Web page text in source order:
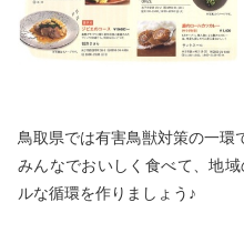
鳥取県では有害鳥獣対策の一環
みんなでおいしく食べて、地
ルな循環を作りましょう♪